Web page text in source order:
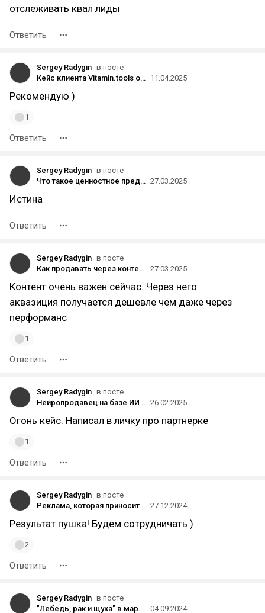
отслеживать квал лиды
Ответить
Sergey Radygin в посте
Кейс клиента Vitamin.tools о продвижении сети стоматологий: как удерживать средний ROMI 800% в течение 2 лет 11.04.2025
Рекомендую )
1
Ответить
Sergey Radygin в посте
Что такое ценностное предложение и как его сформулировать. 27.03.2025
Истина
Ответить
Sergey Radygin в посте
Как продавать через контент ?
27.03.2025
Контент очень важен сейчас. Через него
аквазиция получается дешевле чем даже через
перформанс
1
Ответить
Sergey Radygin в посте
Нейропродавец на базе ИИ экономит нам миллионы на зарплате менеджеров». АВТОПРОКАТ! 26.02.2025
Огонь кейс. Написал в личку про партнерке
1
Ответить
Sergey Radygin в посте
Реклама, которая приносит прибыль: как клиент Vitamin.tools в 7 раз повысил окупаемость 27.12.2024
Результат пушка! Будем сотрудничать )
2
Ответить
Sergey Radygin в посте
"Лебедь, рак и щука" в маркетинге или что нужно учитывать с самого начала работы, чтобы правильно выстроить коммуникацию внутри команды?
04.09.2024